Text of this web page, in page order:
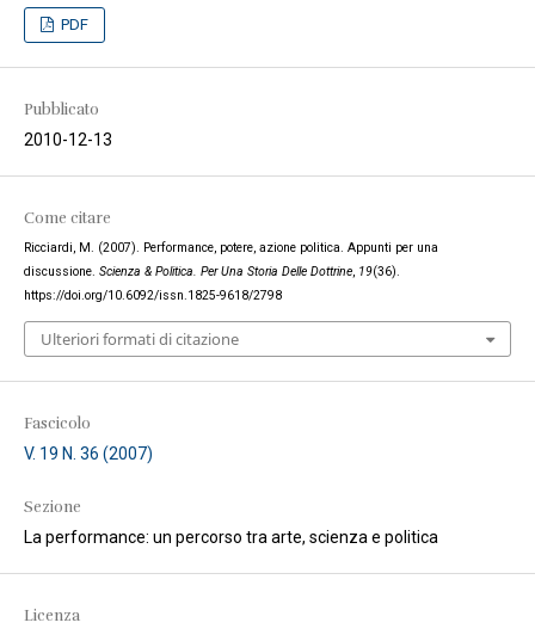
PDF
Pubblicato
2010-12-13
Come citare
Ricciardi, M. (2007). Performance, potere, azione politica. Appunti per una
discussione. Scienza & Politica. Per Una Storia Delle Dottrine, 19(36).
https://doi.org/10.6092/issn.1825-9618/2798
Ulteriori formati di citazione
Fascicolo
V. 19 N. 36 (2007)
Sezione
La performance: un percorso tra arte, scienza e politica
Licenza